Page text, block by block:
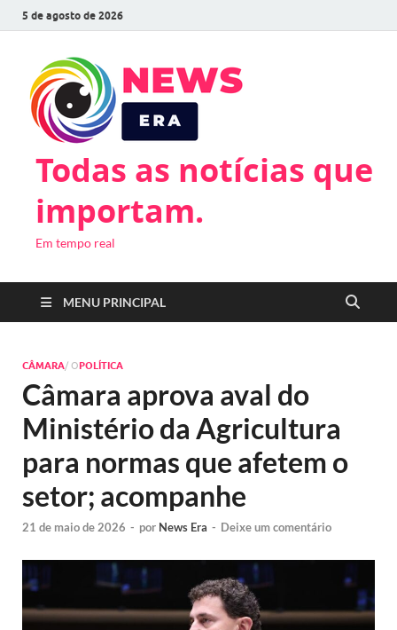
5 de agosto de 2026
Todas as notícias que
importam.
Em tempo real
MENU PRINCIPAL
CÂMARA/ OPOLÍTICA
Câmara aprova aval do
Ministério da Agricultura
para normas que afetem o
setor; acompanhe
21 de maio de 2026 - por News Era - Deixe um comentário